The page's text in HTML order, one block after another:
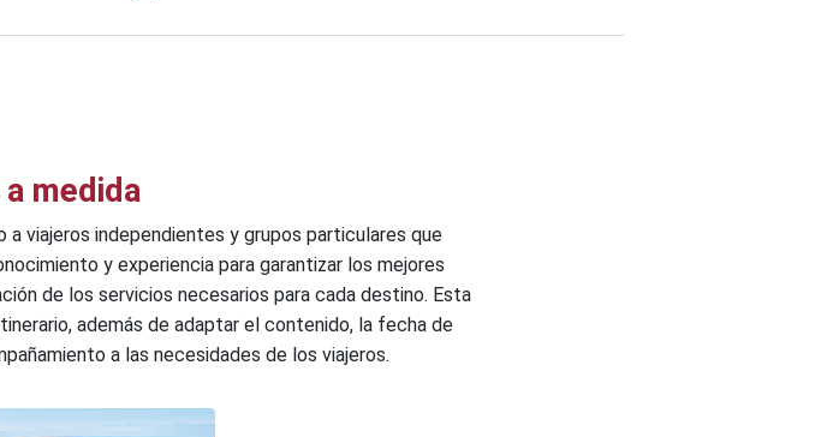
medida
viajeros independientes y grupos particulares que
y experiencia para garantizar los mejores
de los servicios necesarios para cada destino. Esta
además de adaptar el contenido, la fecha de
a las necesidades de los viajeros.